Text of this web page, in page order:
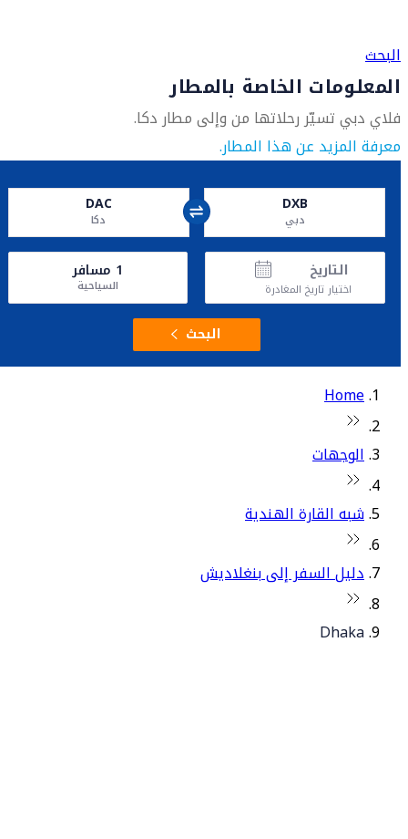
البحث
المعلومات الخاصة بالمطار
فلاي دبي تسيّر رحلاتها من وإلى مطار دكا.
معرفة المزيد عن هذا المطار.
DXB
دبي
DAC
دكا
التاريخ
اختيار تاريخ المغادرة
1 مسافر
السياحية
البحث
Home
الوجهات
شبه القارة الهندية
دليل السفر إلى بنغلاديش
Dhaka